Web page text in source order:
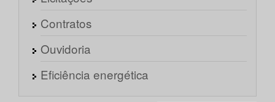
Contratos
Ouvidoria
Eficiência energética